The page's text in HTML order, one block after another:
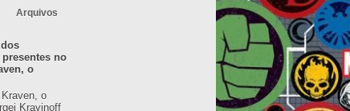
Arquivos
no
o
o
Kravinoff